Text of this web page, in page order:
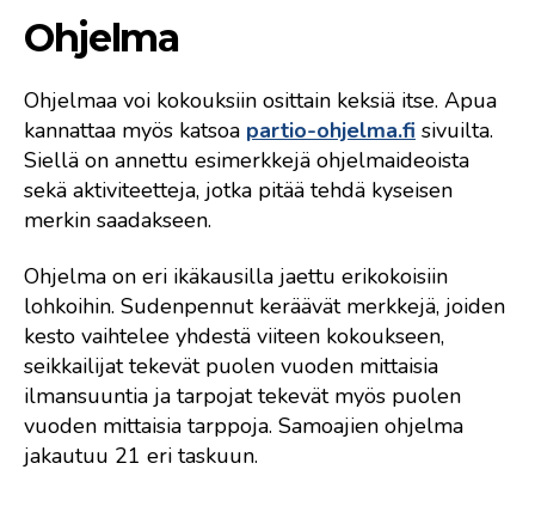
Ohjelma
Ohjelmaa voi kokouksiin osittain keksiä itse. Apua
kannattaa myös katsoa partio-ohjelma.fi sivuilta.
Siellä on annettu esimerkkejä ohjelmaideoista
sekä aktiviteetteja, jotka pitää tehdä kyseisen
merkin saadakseen.
Ohjelma on eri ikäkausilla jaettu erikokoisiin
lohkoihin. Sudenpennut keräävät merkkejä, joiden
kesto vaihtelee yhdestä viiteen kokoukseen,
seikkailijat tekevät puolen vuoden mittaisia
ilmansuuntia ja tarpojat tekevät myös puolen
vuoden mittaisia tarppoja. Samoajien ohjelma
jakautuu 21 eri taskuun.